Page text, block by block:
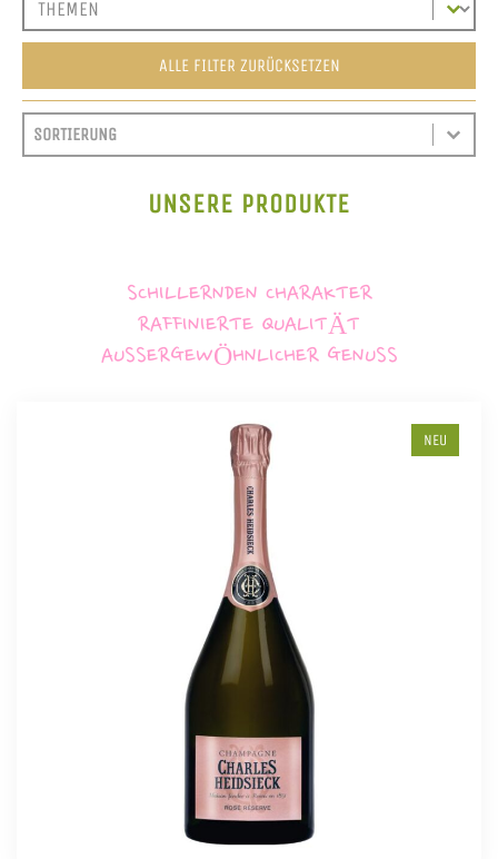
ALLE FILTER ZURÜCKSETZEN
SORTIEREN
SORT CONTENT
SORT CONTENT
UNSERE PRODUKTE
SCHILLERNDEN CHARAKTER
RAFFINIERTE QUALITÄT
AUSSERGEWÖHNLICHER GENUSS
NEU